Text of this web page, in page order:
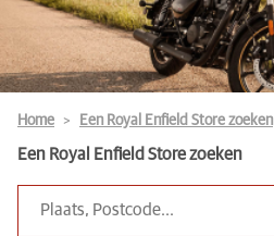
Home Een Royal Enfield Store zoeken
Een Royal Enfield Store zoeken